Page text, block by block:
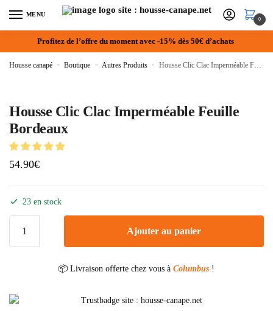
MENU
0
Profitez de l’offre du moment avec -15% dès 50€ d’achats
Housse canapé » Boutique » Autres Produits » Housse Clic Clac Imperméable Feuille Bordeaux
Housse Clic Clac Imperméable Feuille
Bordeaux
54.90€
23 en stock
Ajouter au panier
📦 Livraison offerte chez vous à Columbus !